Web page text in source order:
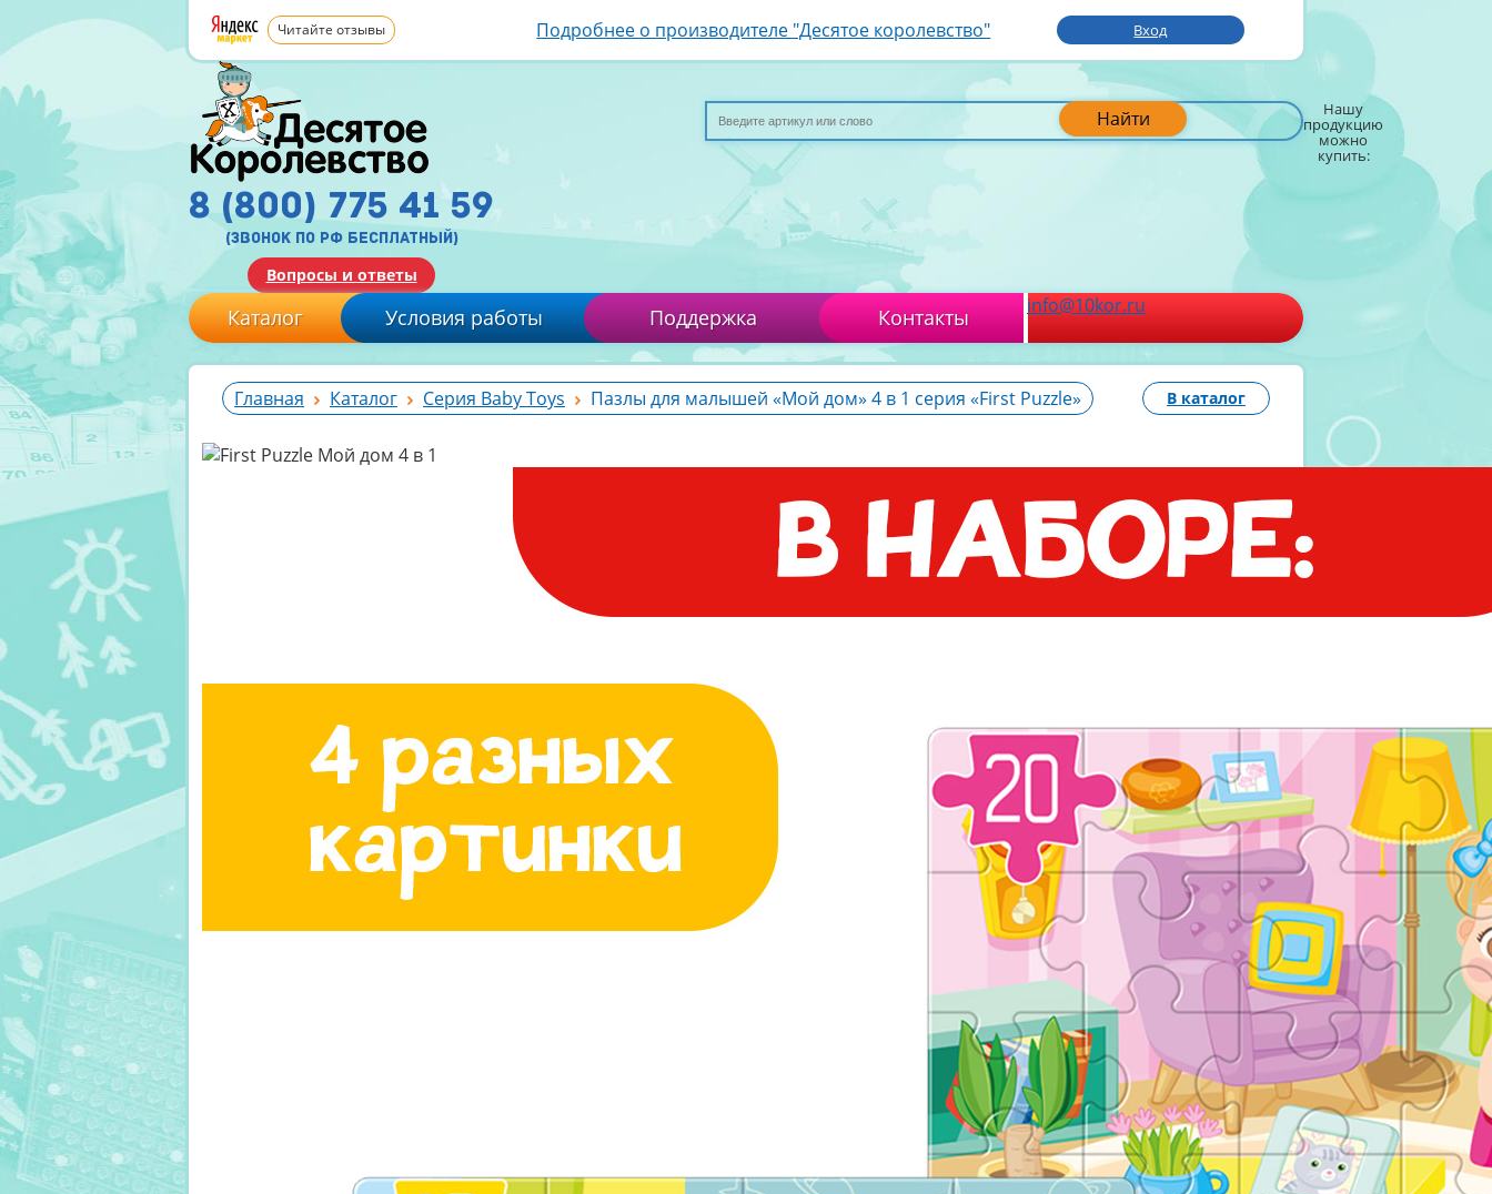
Читайте отзывы Подробнее о производителе "Десятое королевство" Вход
Найти Нашу
продукцию
можно
купить:
8 (800) 775 41 59
(звонок по рф бесплатный)
Вопросы и ответы
Каталог Условия работы Поддержка Контакты info@10kor.ru
Главная Каталог Серия Baby Toys Пазлы для малышей «Мой дом» 4 в 1 серия «First Puzzle» В каталог